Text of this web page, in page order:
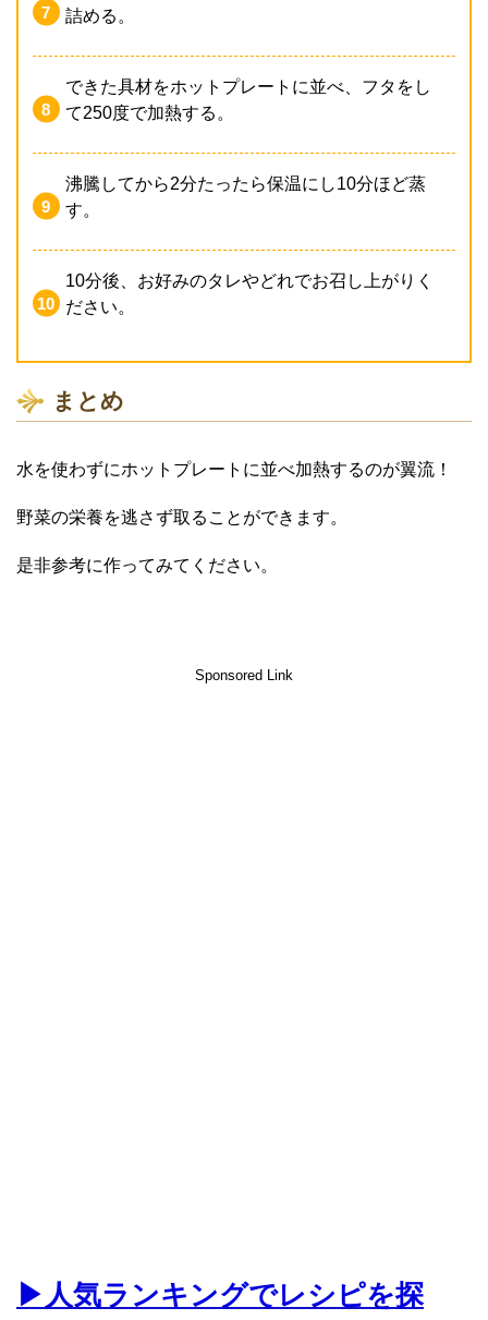
詰める。
できた具材をホットプレートに並べ、フタをし
て250度で加熱する。
沸騰してから2分たったら保温にし10分ほど蒸
す。
10分後、お好みのタレやどれでお召し上がりく
ださい。
まとめ
水を使わずにホットプレートに並べ加熱するのが翼流！
野菜の栄養を逃さず取ることができます。
是非参考に作ってみてください。
Sponsored Link
▶人気ランキングでレシピを探